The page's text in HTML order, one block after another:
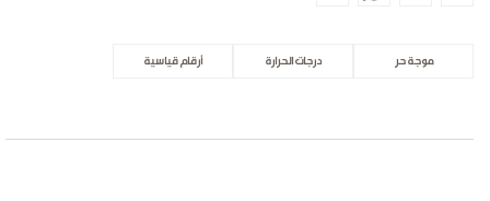
موجة حر درجات الحرارة أرقام قياسية